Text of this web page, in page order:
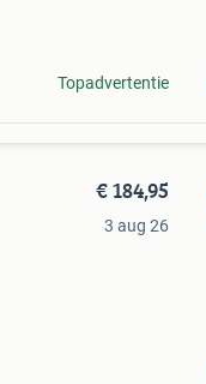
Topadvertentie
€ 184,95
3 aug 26